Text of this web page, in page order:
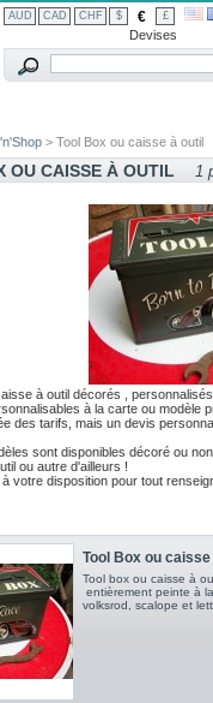
AUD CAD CHF $ € £
Devises
> Tool Box ou caisse à outil
OU CAISSE À OUTIL 1
à outil décorés ,
à la carte ou modèle
des tarifs, mais un devis
sont disponibles décoré ou
ou autre d'ailleurs !
votre disposition pour tout
Tool Box ou caisse
Tool box ou caisse à
entièrement peinte à
volksrod, scalope et